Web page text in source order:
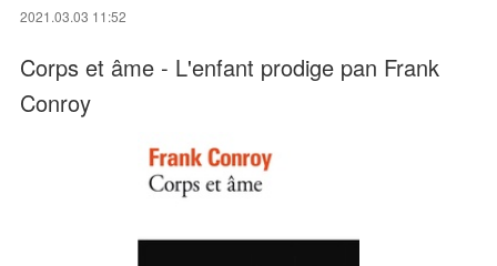
2021.03.03 11:52
Corps et âme - L'enfant prodige pan Frank
Conroy